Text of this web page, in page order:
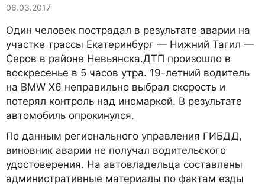
06.03.2017
Один человек пострадал в результате аварии на
участке трассы Екатеринбург — Нижний Тагил —
Серов в районе Невьянска.ДТП произошло в
воскресенье в 5 часов утра. 19-летний водитель
на BMW X6 неправильно выбрал скорость и
потерял контроль над иномаркой. В результате
автомобиль опрокинулся.
По данным регионального управления ГИБДД,
виновник аварии не получал водительского
удостоверения. На автовладельца составлены
административные материалы по фактам езды